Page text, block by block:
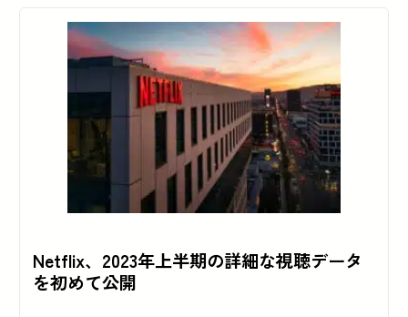
Netflix、2023年上半期の詳細な視聴データ
を初めて公開